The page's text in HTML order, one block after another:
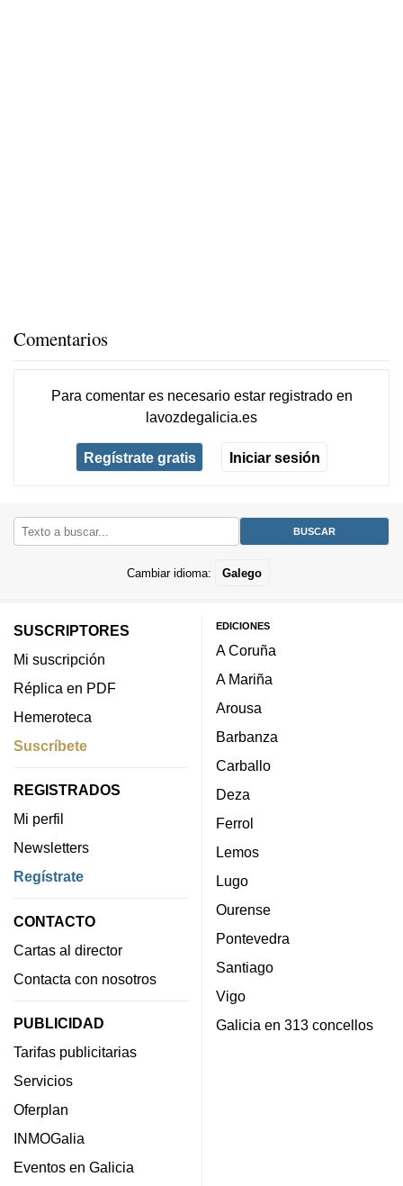
Comentarios
Para comentar es necesario estar registradoen
lavozdegalicia.es
Regístrate gratis Iniciar sesión
Cambiar idioma: Galego
SUSCRIPTORES
Mi suscripción
Réplica en PDF
Hemeroteca
Suscríbete
REGISTRADOS
Mi perfil
Newsletters
Regístrate
CONTACTO
Cartas al director
Contacta con nosotros
PUBLICIDAD
Tarifas publicitarias
Servicios
Oferplan
INMOGalia
Eventos en Galicia
EDICIONES
A Coruña
A Mariña
Arousa
Barbanza
Carballo
Deza
Ferrol
Lemos
Lugo
Ourense
Pontevedra
Santiago
Vigo
Galicia en 313 concellos